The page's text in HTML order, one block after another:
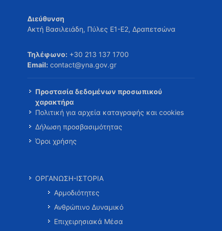
Διεύθυνση
Ακτή Βασιλειάδη, Πύλες Ε1-Ε2, Δραπετσώνα
Τηλέφωνο: +30 213 137 1700
Email: contact@yna.gov.gr
Προστασία δεδομένων προσωπικού
χαρακτήρα
Πολιτική για αρχεία καταγραφής και cookies
Δήλωση προσβασιμότητας
Όροι χρήσης
ΟΡΓΑΝΩΣΗ-ΙΣΤΟΡΙΑ
Αρμοδιότητες
Ανθρώπινο Δυναμικό
Επιχειρησιακά Μέσα